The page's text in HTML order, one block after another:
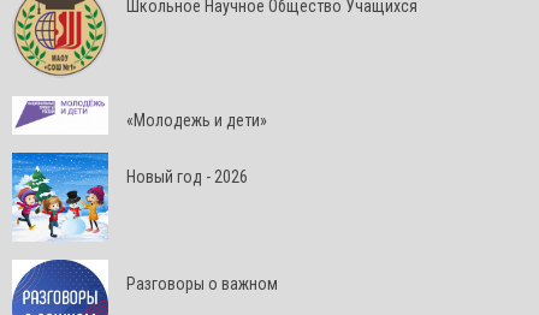
Школьное Научное Общество Учащихся
«Молодежь и дети»
Новый год - 2026
Разговоры о важном